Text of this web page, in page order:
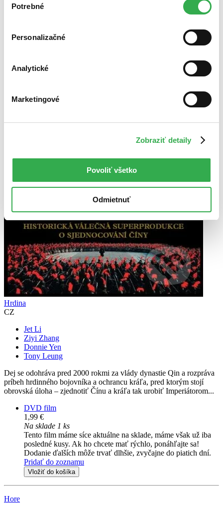
nám pomohlo, keby sme mohli používať všetky tieto
súhlasu
Potrebné
Personalizačné
Analytické
Marketingové
Zobraziť detaily
Povoliť všetko
Odmietnuť
Hrdina
CZ
Jet Li
Ziyi Zhang
Donnie Yen
Tony Leung
Dej se odohráva pred 2000 rokmi za vlády dynastie Qin a rozpráva
príbeh hrdinného bojovníka a ochrancu kráľa, pred ktorým stojí
obrovská úloha – zjednotiť Čínu a kráľa tak urobiť Imperiátorom...
DVD film
1,99 €
Na sklade 1 ks
Tento film máme síce aktuálne na sklade, máme však už iba
posledné kusy. Ak ho chcete mať rýchlo, ponáhľajte sa!
Dodanie ďalších môže trvať dlhšie, zvyčajne do piatich dní.
Pridať do zoznamu
Vložiť do košíka
Hore